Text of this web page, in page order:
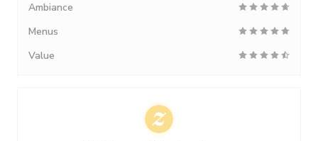
Ambiance
Menus
Value